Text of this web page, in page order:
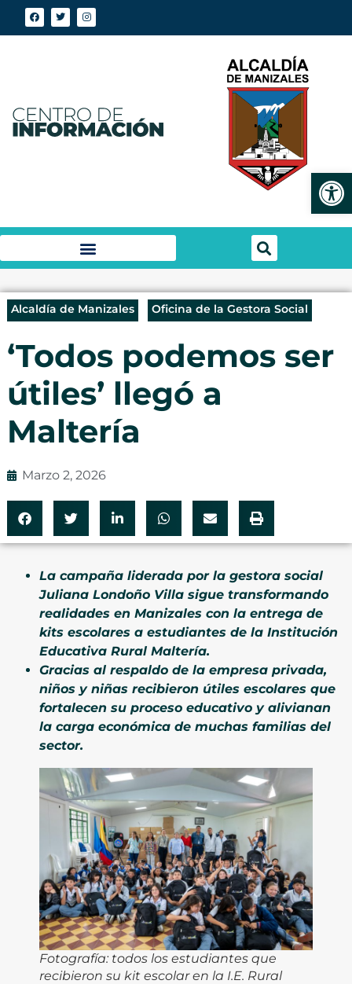
Alcaldía de Manizales Oficina de la Gestora Social
‘Todos podemos ser
útiles’ llegó a
Maltería
Marzo 2, 2026
La campaña liderada por la gestora social
Juliana Londoño Villa sigue transformando
realidades en Manizales con la entrega de
kits escolares a estudiantes de la Institución
Educativa Rural Maltería.
Gracias al respaldo de la empresa privada,
niños y niñas recibieron útiles escolares que
fortalecen su proceso educativo y alivianan
la carga económica de muchas familias del
sector.
Fotografía: todos los estudiantes que
recibieron su kit escolar en la I.E. Rural